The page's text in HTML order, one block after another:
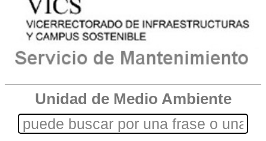
Unidad de Medio Ambiente